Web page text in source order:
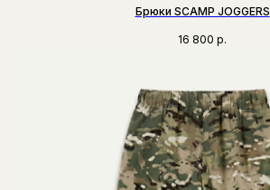
Брюки SCAMP JOGGERS
16 800 р.